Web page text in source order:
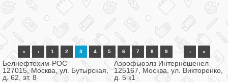
« ‹ 1 2 3 4 5 6 7 8 9 … › »
Белнефтехим-РОС
127015, Москва, ул. Бутырская,
д. 62, эт. 8
Аэрофьюэлз Интернешенел
125167, Москва, ул. Викторенко,
д. 5 к1